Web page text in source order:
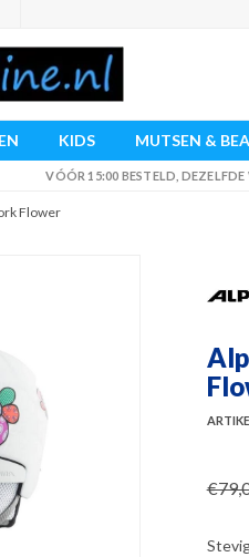
KIDS MUTSEN &
VÓÓR 15:00 BESTELD,
Flower